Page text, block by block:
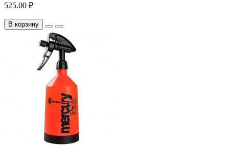
525.00 ₽
В корзину